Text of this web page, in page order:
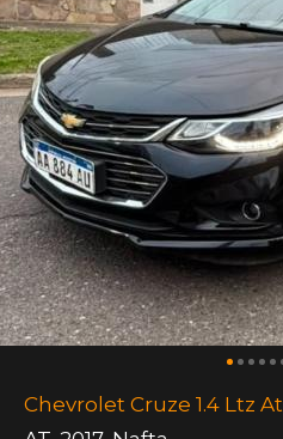
Chevrolet Cruze 1.4 Ltz At